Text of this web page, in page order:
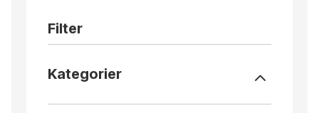
Filter
Kategorier